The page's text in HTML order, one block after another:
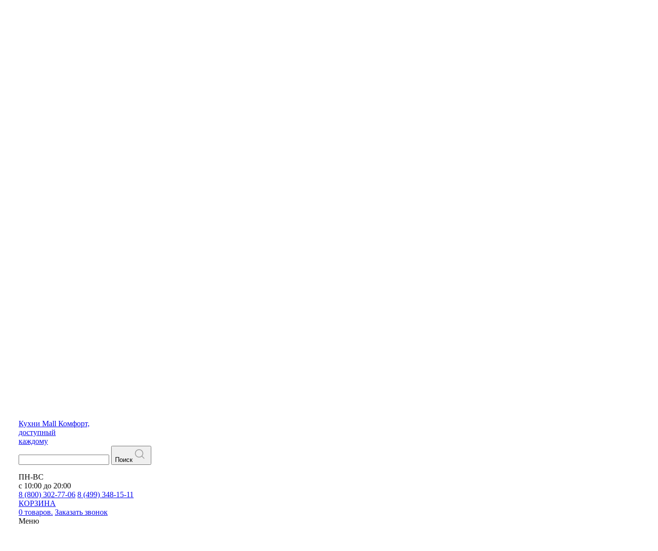
Кухни Mall Комфорт,
доступный
каждому
Поиск
ПН-ВС
с 10:00 до 20:00
8 (800) 302-77-06 8 (499) 348-15-11
КОРЗИНА
0 товаров. Заказать звонок
Меню